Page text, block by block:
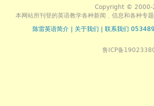
Copyright © 2000-
本网站所刊登的英语教学各种新闻﹑信息和各种专
陈雷英语简介
关于我们 联系我们
鲁ICP备